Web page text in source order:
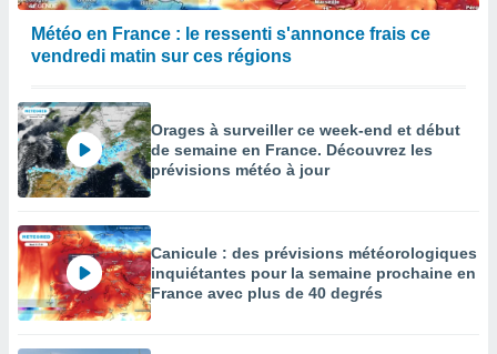
Météo en France : le ressenti s'annonce frais ce
vendredi matin sur ces régions
Orages à surveiller ce week-end et début
de semaine en France. Découvrez les
prévisions météo à jour
Canicule : des prévisions météorologiques
inquiétantes pour la semaine prochaine en
France avec plus de 40 degrés